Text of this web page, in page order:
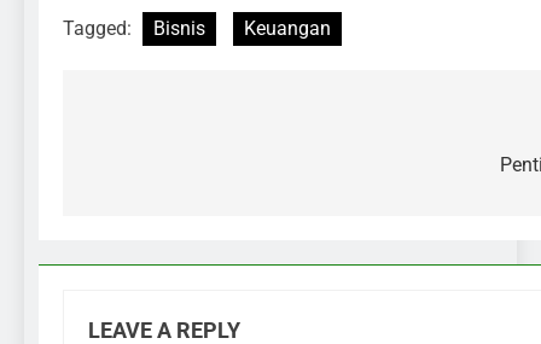
Tagged: Bisnis Keuangan
LEAVE A REPLY